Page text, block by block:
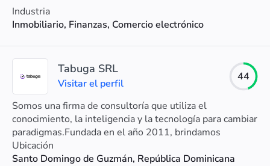
Industria
Inmobiliario, Finanzas, Comercio electrónico
Tabuga SRL
Visitar el perfil
44
Somos una firma de consultoría que utiliza el
conocimiento, la inteligencia y la tecnología para cambiar
paradigmas.Fundada en el año 2011, brindamos
servicios a líderes de industria en múltiples mercados
de Iberoamérica.
Ubicación
Santo Domingo de Guzmán, República Dominicana